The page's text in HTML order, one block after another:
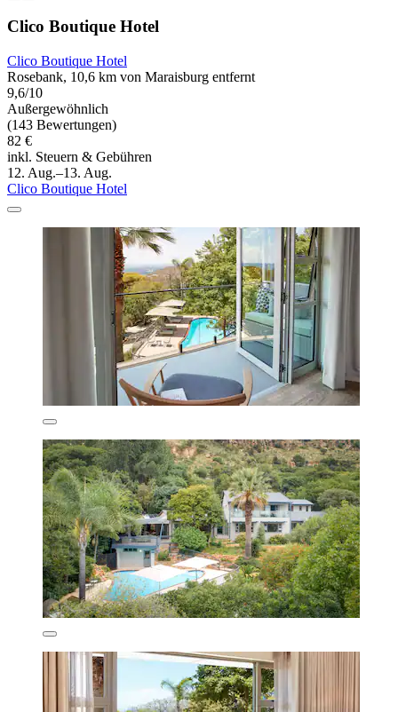
Clico Boutique Hotel
Clico Boutique Hotel
Rosebank, 10,6 km von Maraisburg entfernt
9,6/10
Außergewöhnlich
(143 Bewertungen)
82 €
inkl. Steuern & Gebühren
12. Aug.–13. Aug.
Clico Boutique Hotel